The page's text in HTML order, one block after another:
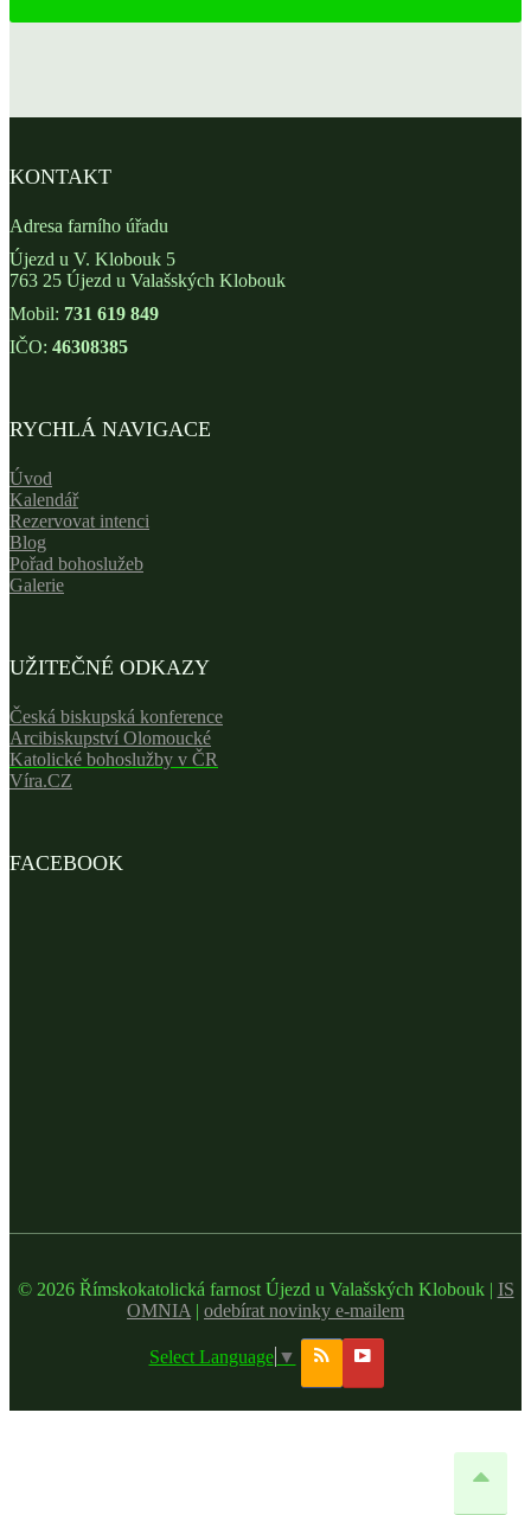
KONTAKT
Adresa farního úřadu
Újezd u V. Klobouk 5
763 25 Újezd u Valašských Klobouk
Mobil: 731 619 849
IČO: 46308385
RYCHLÁ NAVIGACE
Úvod
Kalendář
Rezervovat intenci
Blog
Pořad bohoslužeb
Galerie
UŽITEČNÉ ODKAZY
Česká biskupská konference
Arcibiskupství Olomoucké
Katolické bohoslužby v ČR
Víra.CZ
FACEBOOK
© 2026 Římskokatolická farnost Újezd u Valašských Klobouk | IS
OMNIA | odebírat novinky e-mailem
Select Language ▼